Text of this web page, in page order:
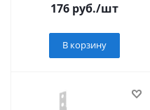
176 руб./шт
В корзину